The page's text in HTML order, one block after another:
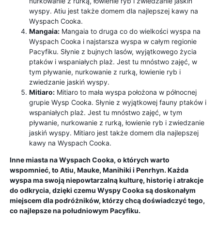
wyspy. Atiu jest także domem dla najlepszej kawy na
Wyspach Cooka.
Mangaia: Mangaia to druga co do wielkości wyspa na
Wyspach Cooka i najstarsza wyspa w całym regionie
Pacyfiku. Słynie z bujnych lasów, wyjątkowego życia
ptaków i wspaniałych plaż. Jest tu mnóstwo zajęć, w
tym pływanie, nurkowanie z rurką, łowienie ryb i
zwiedzanie jaskiń wyspy.
Mitiaro: Mitiaro to mała wyspa położona w północnej
grupie Wysp Cooka. Słynie z wyjątkowej fauny ptaków i
wspaniałych plaż. Jest tu mnóstwo zajęć, w tym
pływanie, nurkowanie z rurką, łowienie ryb i zwiedzanie
jaskiń wyspy. Mitiaro jest także domem dla najlepszej
kawy na Wyspach Cooka.
Inne miasta na Wyspach Cooka, o których warto
wspomnieć, to Atiu, Mauke, Manihiki i Penrhyn. Każda
wyspa ma swoją niepowtarzalną kulturę, historię i atrakcje
do odkrycia, dzięki czemu Wyspy Cooka są doskonałym
miejscem dla podróżników, którzy chcą doświadczyć tego,
co najlepsze na południowym Pacyfiku.